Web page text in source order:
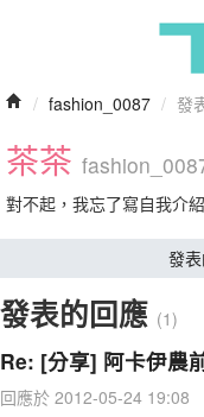
/ fashion_0087 / 發
茶茶
對不起，我忘了寫自我介紹
發
發表的回應 (1)
Re: [分享] 阿卡伊農
回應於 2012-05-24 19:08